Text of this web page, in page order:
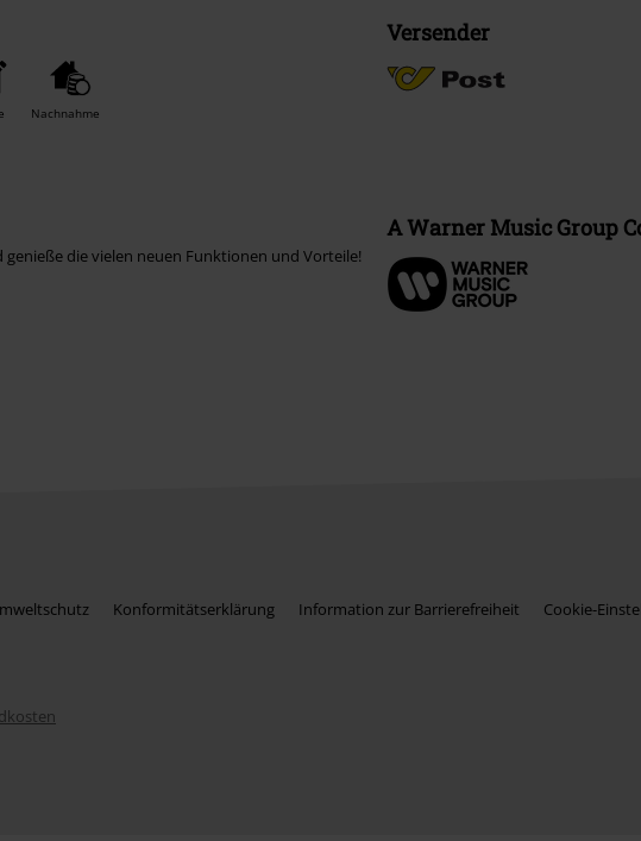
Nachnahme
Versender
die vielen neuen Funktionen und Vorteile!
A Warner Music Group
Konformitätserklärung Information zur Barrierefreiheit Cookie-